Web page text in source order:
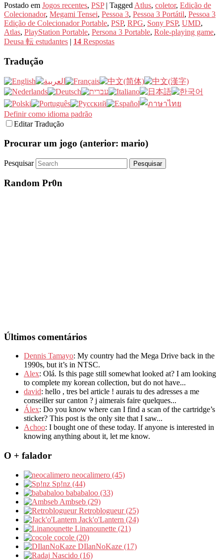
Postado em Jogos recentes, PSP | Tagged Atlus, coletor, Edição de
Colecionador, Megami Tensei, Pessoa 3, Pessoa 3 Portátil, Pessoa 3
Edição de Colecionador Portable, PSP, RPG, Sony PSP, UMD,
Atlas, PlayStation Portable, Persona 3 Portable, Role-playing game,
Deusa 転 estudantes | 14 Respostas
Tradução
Definir como idioma padrão
Editar Tradução
Procurar um jogo (anterior: mario)
Pesquisar
Random Pr0n
Últimos comentários
Dennis Tamayo: My country had the Mega Drive back in the
1990s, but it’s in NTSC.
Alex: Olá. Is this page still somewhat looked at? I am looking
to complete my korean collection, but do not have...
david: hello , tres bel article ! aurais tu des adresses a me
conseiller sur canton ? j aimerais faire quelques...
Álex: Do you know where can I find a scan of the cartridge’s
sticker? This post is the only site that I saw...
Achoo: I bought one of these today. If anyone is interested in
knowing anything about it, let me know.
O + falador
neocalimero (45)
Sp!nz (44)
bababaloo (33)
Ambseb (29)
Retroblogueur (25)
Jack'o'Lantern (24)
Linanounette (21)
cocole (20)
DIlanNoKaze (17)
Nascido (16)